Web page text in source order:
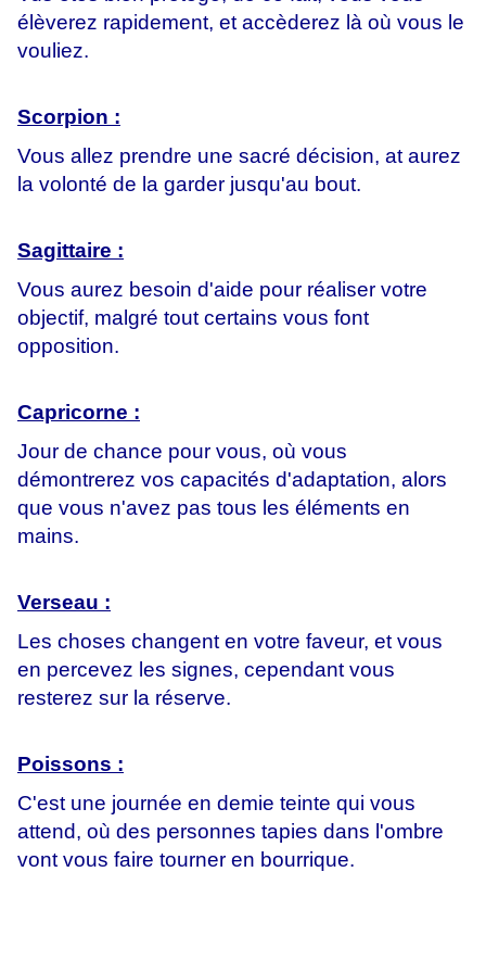
élèverez rapidement, et accèderez là où vous le
vouliez.
Scorpion :
Vous allez prendre une sacré décision, at aurez
la volonté de la garder jusqu'au bout.
Sagittaire :
Vous aurez besoin d'aide pour réaliser votre
objectif, malgré tout certains vous font
opposition.
Capricorne :
Jour de chance pour vous, où vous
démontrerez vos capacités d'adaptation, alors
que vous n'avez pas tous les éléments en
mains.
Verseau :
Les choses changent en votre faveur, et vous
en percevez les signes, cependant vous
resterez sur la réserve.
Poissons :
C'est une journée en demie teinte qui vous
attend, où des personnes tapies dans l'ombre
vont vous faire tourner en bourrique.